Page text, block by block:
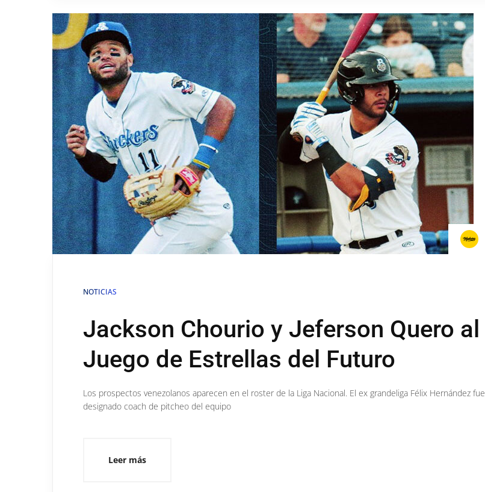
NOTICIAS
Jackson Chourio y Jeferson Quero al
Juego de Estrellas del Futuro
Los prospectos venezolanos aparecen en el roster de la Liga Nacional. El ex grandeliga Félix Hernández fue
designado coach de pitcheo del equipo
Leer más